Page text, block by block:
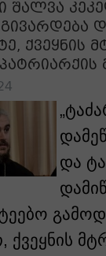
შალვა
ქვეყნის
და
ქვეყნის